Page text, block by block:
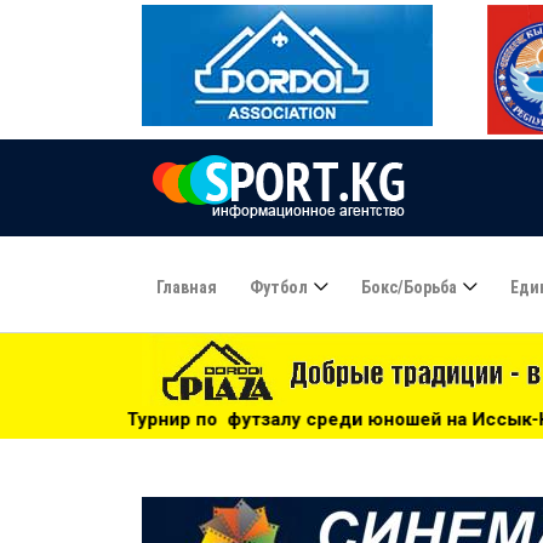
Главная Футбол Бокс/борьба
футзалу среди юношей на Иссык-Куле: «Бишкек» -